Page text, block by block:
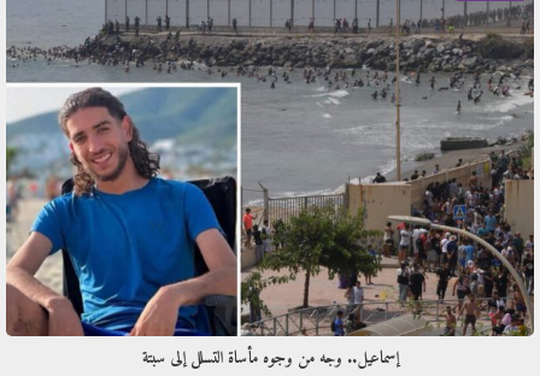
إسماعيل.. وجه من وجوه مأساة التسلل إلى سبتة